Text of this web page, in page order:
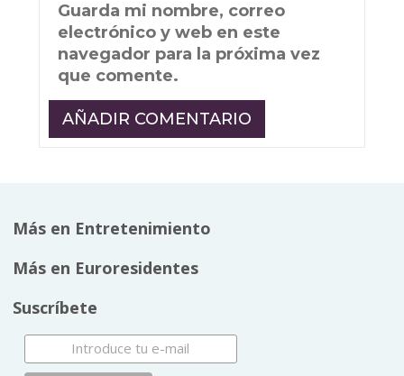
Guarda mi nombre, correo
electrónico y web en este
navegador para la próxima vez
que comente.
Más en Entretenimiento
Más en Euroresidentes
Suscríbete